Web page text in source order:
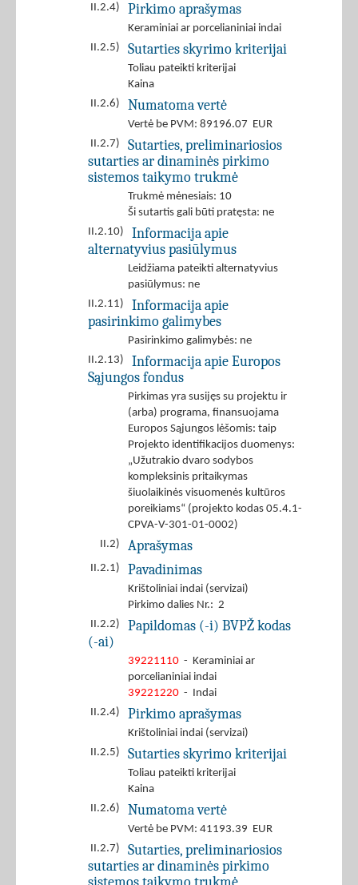
II.2.4)
Pirkimo aprašymas
Keraminiai ar porcelianiniai indai
II.2.5)
Sutarties skyrimo kriterijai
Toliau pateikti kriterijai
Kaina
II.2.6)
Numatoma vertė
Vertė be PVM: 89196.07 EUR
II.2.7)
Sutarties, preliminariosios
sutarties ar dinaminės pirkimo
sistemos taikymo trukmė
Trukmė mėnesiais: 10
Ši sutartis gali būti pratęsta: ne
II.2.10)
Informacija apie
alternatyvius pasiūlymus
Leidžiama pateikti alternatyvius
pasiūlymus: ne
II.2.11)
Informacija apie
pasirinkimo galimybes
Pasirinkimo galimybės: ne
II.2.13)
Informacija apie Europos
Sąjungos fondus
Pirkimas yra susijęs su projektu ir
(arba) programa, finansuojama
Europos Sąjungos lėšomis: taip
Projekto identifikacijos duomenys:
„Užutrakio dvaro sodybos
kompleksinis pritaikymas
šiuolaikinės visuomenės kultūros
poreikiams“ (projekto kodas 05.4.1-
CPVA-V-301-01-0002)
II.2)
Aprašymas
II.2.1) Pavadinimas
Krištoliniai indai (servizai)
Pirkimo dalies Nr.: 2
II.2.2)
Papildomas (-i) BVPŽ kodas
(-ai)
39221110 - Keraminiai ar
porcelianiniai indai
39221220 - Indai
II.2.4)
Pirkimo aprašymas
Krištoliniai indai (servizai)
II.2.5)
Sutarties skyrimo kriterijai
Toliau pateikti kriterijai
Kaina
II.2.6)
Numatoma vertė
Vertė be PVM: 41193.39 EUR
II.2.7)
Sutarties, preliminariosios
sutarties ar dinaminės pirkimo